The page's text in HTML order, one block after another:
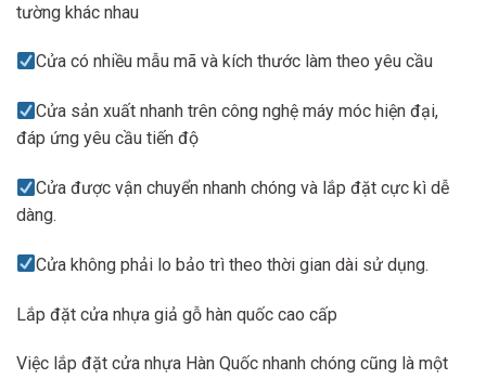
tường khác nhau
Cửa có nhiều mẫu mã và kích thước làm theo yêu cầu
Cửa sản xuất nhanh trên công nghệ máy móc hiện đại,
đáp ứng yêu cầu tiến độ
Cửa được vận chuyển nhanh chóng và lắp đặt cực kì dễ
dàng.
Cửa không phải lo bảo trì theo thời gian dài sử dụng.
Lắp đặt cửa nhựa giả gỗ hàn quốc cao cấp
Việc lắp đặt cửa nhựa Hàn Quốc nhanh chóng cũng là một